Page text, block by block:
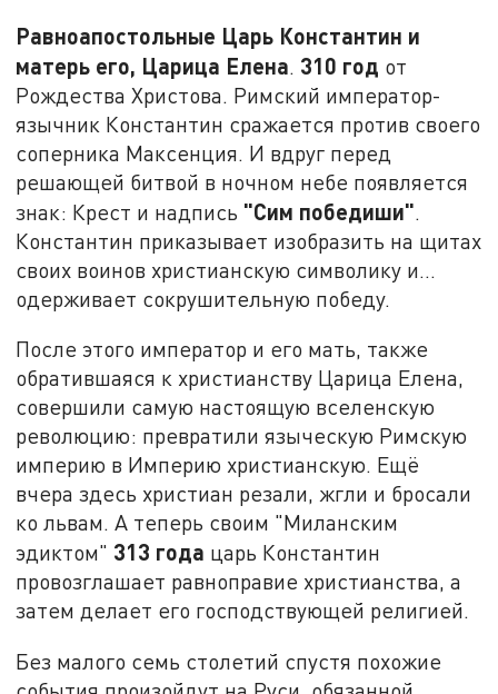
Равноапостольные Царь Константин и
матерь его, Царица Елена. 310 год от
Рождества Христова. Римский император-
язычник Константин сражается против своего
соперника Максенция. И вдруг перед
решающей битвой в ночном небе появляется
знак: Крест и надпись "Сим победиши".
Константин приказывает изобразить на щитах
своих воинов христианскую символику и...
одерживает сокрушительную победу.
После этого император и его мать, также
обратившаяся к христианству Царица Елена,
совершили самую настоящую вселенскую
революцию: превратили языческую Римскую
империю в Империю христианскую. Ещё
вчера здесь христиан резали, жгли и бросали
ко львам. А теперь своим "Миланским
эдиктом" 313 года царь Константин
провозглашает равноправие христианства, а
затем делает его господствующей религией.
Без малого семь столетий спустя похожие